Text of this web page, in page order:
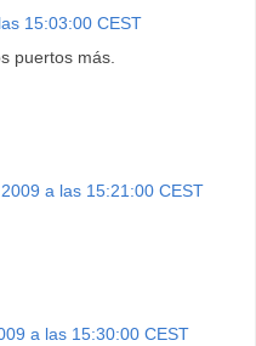
15:03:00 CEST
puertos más.
a las 15:21:00 CEST
a las 15:30:00 CEST